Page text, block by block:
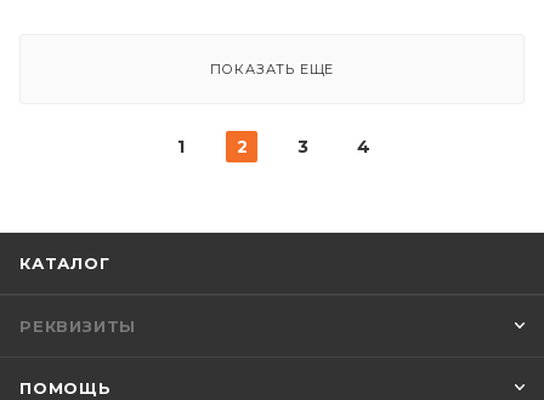
ПОКАЗАТЬ ЕЩЕ
1 2 3 4
КАТАЛОГ
РЕКВИЗИТЫ
ПОМОЩЬ